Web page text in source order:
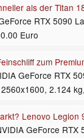
als der Titan
RTX 5090
Euro
zum
GeForce RTX
2.124
Lenovo Legion
GeForce RTX